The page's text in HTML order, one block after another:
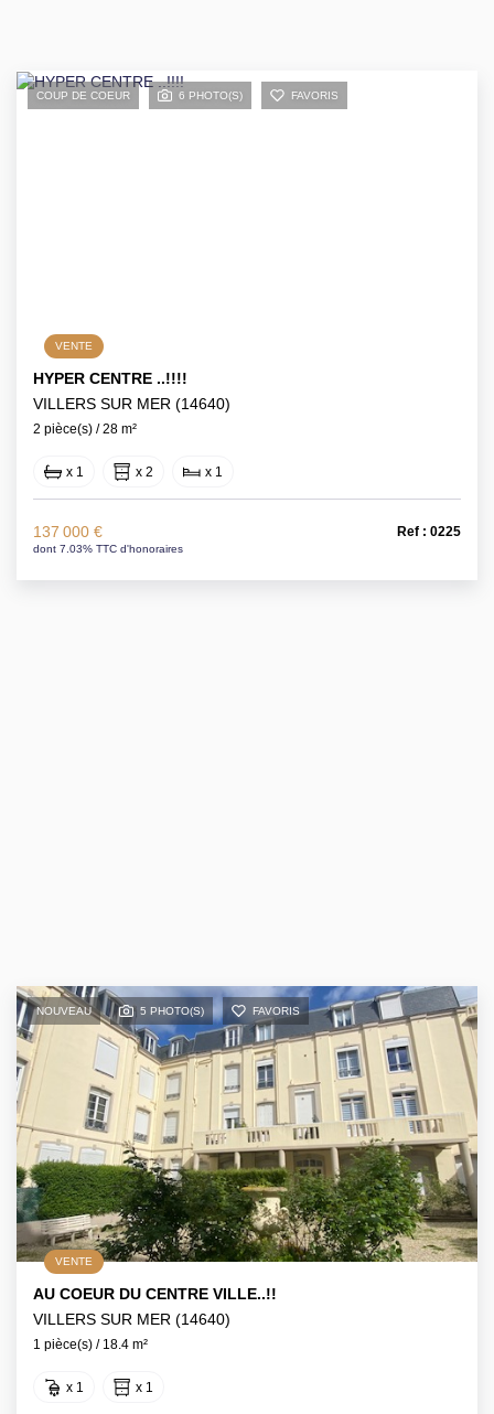
COUP DE COEUR 6 PHOTO(S) FAVORIS
VENTE
HYPER CENTRE ..!!!!
VILLERS SUR MER (14640)
2 pièce(s) / 28 m²
x 1 x 2 x 1
137 000 €
dont 7.03% TTC d'honoraires
Ref : 0225
NOUVEAU 5 PHOTO(S) FAVORIS
VENTE
AU COEUR DU CENTRE VILLE..!!
VILLERS SUR MER (14640)
1 pièce(s) / 18.4 m²
x 1 x 1